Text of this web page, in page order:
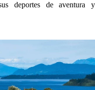
deportes de aventura y